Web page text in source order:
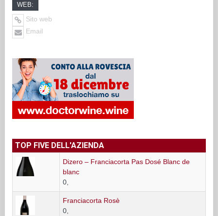
WEB:
Sito web
Email
TOP FIVE DELL'AZIENDA
Dizero – Franciacorta Pas Dosé Blanc de
blanc
0,
Franciacorta Rosè
0,